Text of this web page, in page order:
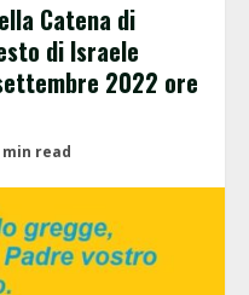
Catena di
di Israele
2022 ore
min read